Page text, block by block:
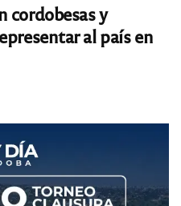
cordobesas y
al país en